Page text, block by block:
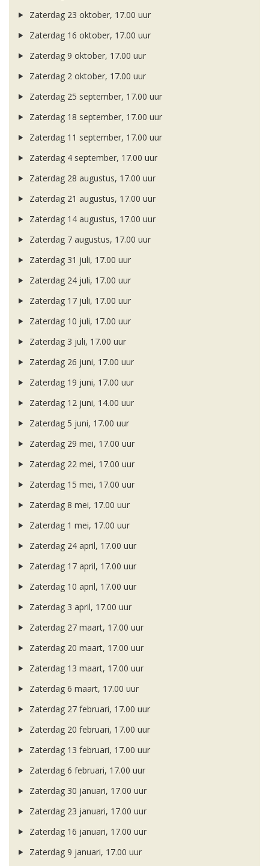
Zaterdag 23 oktober, 17.00 uur
Zaterdag 16 oktober, 17.00 uur
Zaterdag 9 oktober, 17.00 uur
Zaterdag 2 oktober, 17.00 uur
Zaterdag 25 september, 17.00 uur
Zaterdag 18 september, 17.00 uur
Zaterdag 11 september, 17.00 uur
Zaterdag 4 september, 17.00 uur
Zaterdag 28 augustus, 17.00 uur
Zaterdag 21 augustus, 17.00 uur
Zaterdag 14 augustus, 17.00 uur
Zaterdag 7 augustus, 17.00 uur
Zaterdag 31 juli, 17.00 uur
Zaterdag 24 juli, 17.00 uur
Zaterdag 17 juli, 17.00 uur
Zaterdag 10 juli, 17.00 uur
Zaterdag 3 juli, 17.00 uur
Zaterdag 26 juni, 17.00 uur
Zaterdag 19 juni, 17.00 uur
Zaterdag 12 juni, 14.00 uur
Zaterdag 5 juni, 17.00 uur
Zaterdag 29 mei, 17.00 uur
Zaterdag 22 mei, 17.00 uur
Zaterdag 15 mei, 17.00 uur
Zaterdag 8 mei, 17.00 uur
Zaterdag 1 mei, 17.00 uur
Zaterdag 24 april, 17.00 uur
Zaterdag 17 april, 17.00 uur
Zaterdag 10 april, 17.00 uur
Zaterdag 3 april, 17.00 uur
Zaterdag 27 maart, 17.00 uur
Zaterdag 20 maart, 17.00 uur
Zaterdag 13 maart, 17.00 uur
Zaterdag 6 maart, 17.00 uur
Zaterdag 27 februari, 17.00 uur
Zaterdag 20 februari, 17.00 uur
Zaterdag 13 februari, 17.00 uur
Zaterdag 6 februari, 17.00 uur
Zaterdag 30 januari, 17.00 uur
Zaterdag 23 januari, 17.00 uur
Zaterdag 16 januari, 17.00 uur
Zaterdag 9 januari, 17.00 uur